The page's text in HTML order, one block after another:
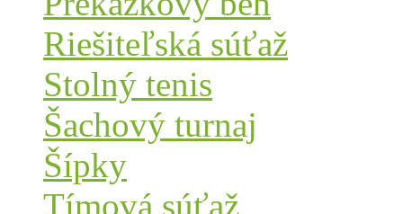
Riešiteľská súťaž
Stolný tenis
Šachový turnaj
Šípky
Tímová súťaž